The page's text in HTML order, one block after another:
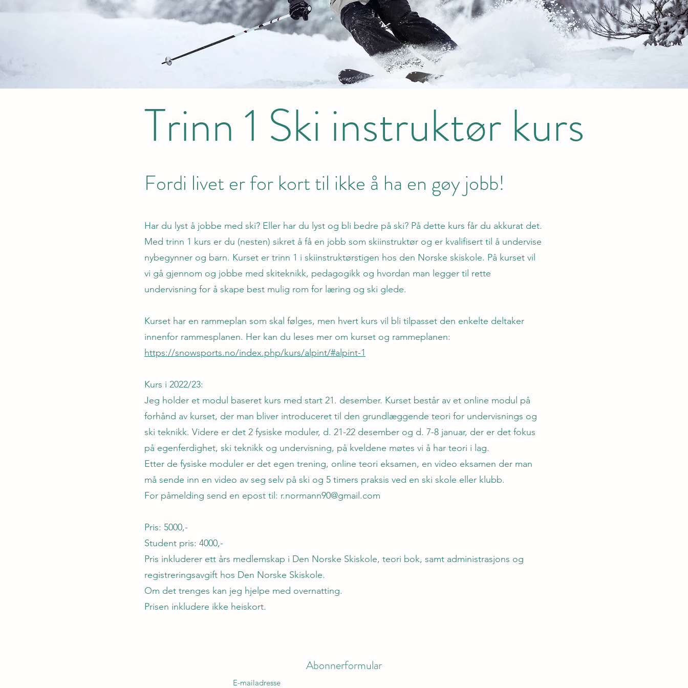
Trinn 1 Ski instruktør kurs
Fordi livet er for kort til ikke å ha en gøy jobb!
Har du lyst å jobbe med ski? Eller har du lyst og bli bedre på ski? På dette kurs får du akkurat det.
Med trinn 1 kurs er du (nesten) sikret å få en jobb som skiinstruktør og er kvalifisert til å undervise
nybegynner og barn. Kurset er trinn 1 i skiinstruktørstigen hos den Norske skiskole. På kurset vil
vi gå gjennom og jobbe med skiteknikk, pedagogikk og hvordan man legger til rette
undervisning for å skape best mulig rom for læring og ski glede.
Kurset har en rammeplan som skal følges, men hvert kurs vil bli tilpasset den enkelte deltaker
innenfor rammesplanen. Her kan du leses mer om kurset og rammeplanen:
https://snowsports.no/index.php/kurs/alpint/#alpint-1
Kurs i 2022/23:
Jeg holder et modul baseret kurs med start 21. desember. Kurset består av et online modul på
forhånd av kurset, der man bliver introduceret til den grundlæggende teori for undervisnings og
ski teknikk. Videre er det 2 fysiske moduler, d. 21-22 desember og d. 7-8 januar, der er det fokus
på egenferdighet, ski teknikk og undervisning, på kveldene møtes vi å har teori i lag.
Etter de fysiske moduler er det egen trening, online teori eksamen, en video eksamen der man
må sende inn en video av seg selv på ski og 5 timers praksis ved en ski skole eller klubb.
For påmelding send en epost til: r.normann90@gmail.com
Pris: 5000,-
Student pris: 4000,-
Pris inkluderer ett års medlemskap i Den Norske Skiskole, teori bok, samt administrasjons og
registreringsavgift hos Den Norske Skiskole.
Om det trenges kan jeg hjelpe med overnatting.
Prisen inkludere ikke heiskort.
Abonnerformular